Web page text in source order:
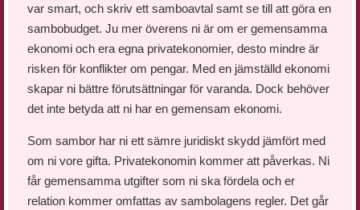
var smart, och skriv ett samboavtal samt se till att göra en
sambobudget. Ju mer överens ni är om er gemensamma
ekonomi och era egna privatekonomier, desto mindre är
risken för konflikter om pengar. Med en jämställd ekonomi
skapar ni bättre förutsättningar för varanda. Dock behöver
det inte betyda att ni har en gemensam ekonomi.
Som sambor har ni ett sämre juridiskt skydd jämfört med
om ni vore gifta. Privatekonomin kommer att påverkas. Ni
får gemensamma utgifter som ni ska fördela och er
relation kommer omfattas av sambolagens regler. Det går